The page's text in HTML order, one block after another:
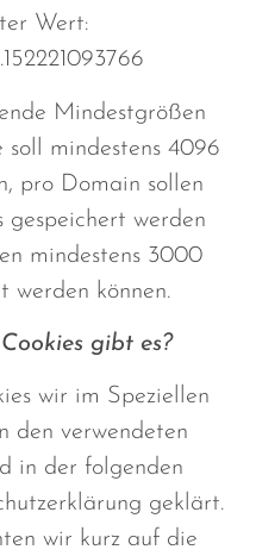
Wert:
Mindestgrößen
soll mindestens 4096
pro Domain sollen
gespeichert werden
mindestens 3000
werden können.
gibt es?
wir im Speziellen
den verwendeten
in der folgenden
geklärt.
wir kurz auf die